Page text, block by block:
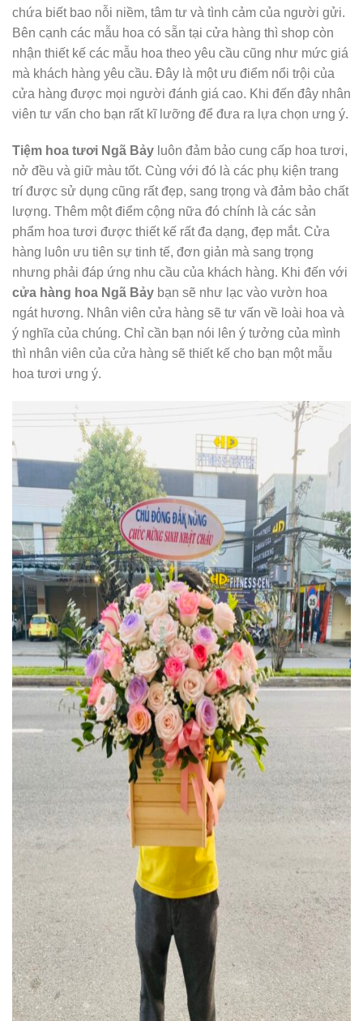
chứa biết bao nỗi niềm, tâm tư và tình cảm của người gửi.
Bên cạnh các mẫu hoa có sẵn tại cửa hàng thì shop còn
nhận thiết kế các mẫu hoa theo yêu cầu cũng như mức giá
mà khách hàng yêu cầu. Đây là một ưu điểm nổi trội của
cửa hàng được mọi người đánh giá cao. Khi đến đây nhân
viên tư vấn cho bạn rất kĩ lưỡng để đưa ra lựa chọn ưng ý.
Tiệm hoa tươi Ngã Bảy luôn đảm bảo cung cấp hoa tươi,
nở đều và giữ màu tốt. Cùng với đó là các phụ kiện trang
trí được sử dụng cũng rất đẹp, sang trọng và đảm bảo chất
lượng. Thêm một điểm cộng nữa đó chính là các sản
phẩm hoa tươi được thiết kế rất đa dạng, đẹp mắt. Cửa
hàng luôn ưu tiên sự tinh tế, đơn giản mà sang trọng
nhưng phải đáp ứng nhu cầu của khách hàng. Khi đến với
cửa hàng hoa Ngã Bảy bạn sẽ như lạc vào vườn hoa
ngát hương. Nhân viên cửa hàng sẽ tư vấn về loài hoa và
ý nghĩa của chúng. Chỉ cần bạn nói lên ý tưởng của mình
thì nhân viên của cửa hàng sẽ thiết kế cho bạn một mẫu
hoa tươi ưng ý.